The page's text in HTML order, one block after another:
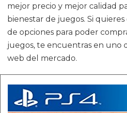
mejor precio y mejor calidad
bienestar de juegos. Si
de opciones para poder
juegos, te encuentras en uno
web del mercado.